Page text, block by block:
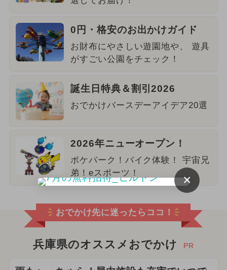
0円・格安のお出かけガイド
お財布にやさしい遊園地や、 遊具
がすごい公園をチェック！
誕生日特典＆割引2026
おでかけバースデーアイデア20選
2026年ニューオープン！
ポケパーク！バイク体験！ 宇宙兄
弟！eスポーツ！
おでかけ先に迷ったらココ！
兵庫県のオススメおでかけ PR
×